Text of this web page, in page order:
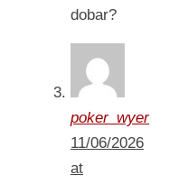
dobar?
poker_wyer
11/06/2026
at